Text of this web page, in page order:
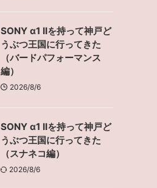
SONY α1 IIを持って神戸ど
うぶつ王国に行ってきた
（バードパフォーマンス
編）
2026/8/6
SONY α1 IIを持って神戸ど
うぶつ王国に行ってきた
（スナネコ編）
2026/8/6